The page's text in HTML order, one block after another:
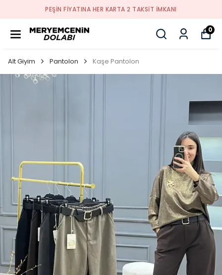
PEŞİN FİYATINA HER KARTA 2 TAKSİT İMKANI
0
Alt Giyim Pantolon Kaşe Pantolon